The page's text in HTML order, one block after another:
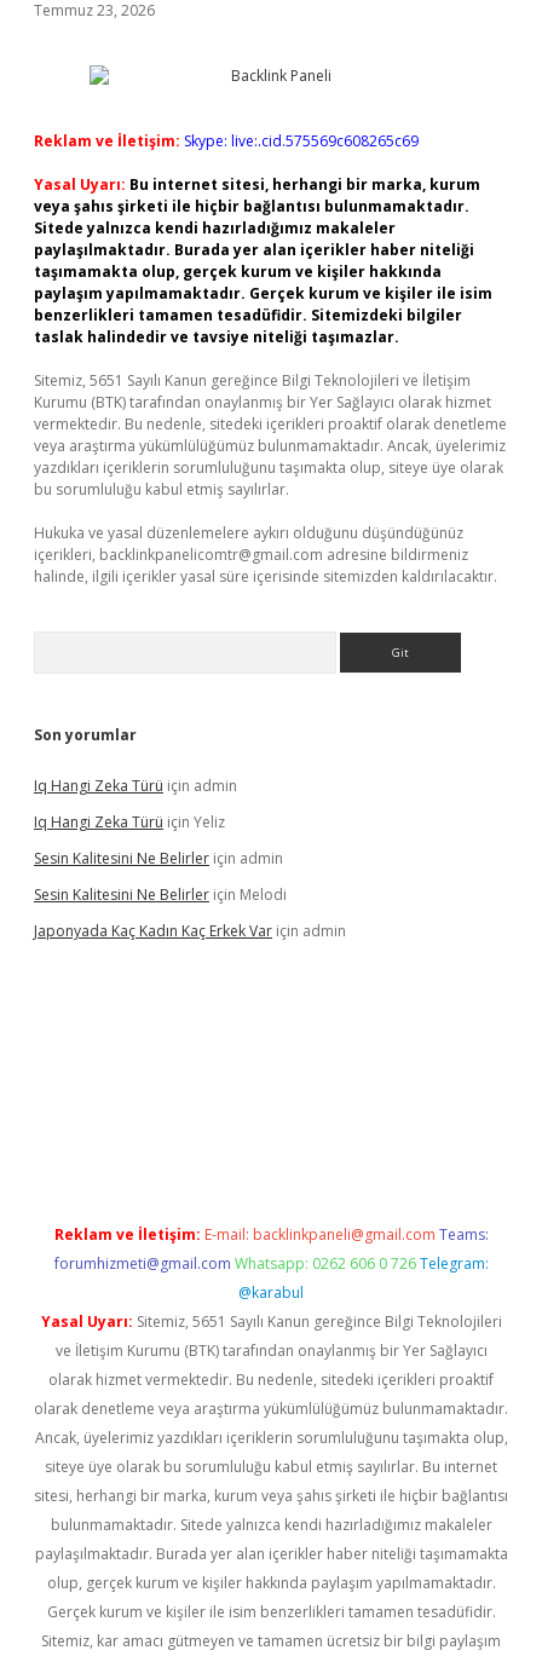
Temmuz 23, 2026
Reklam ve İletişim: Skype: live:.cid.575569c608265c69
Yasal Uyarı: Bu internet sitesi, herhangi bir marka, kurum
veya şahıs şirketi ile hiçbir bağlantısı bulunmamaktadır.
Sitede yalnızca kendi hazırladığımız makaleler
paylaşılmaktadır. Burada yer alan içerikler haber niteliği
taşımamakta olup, gerçek kurum ve kişiler hakkında
paylaşım yapılmamaktadır. Gerçek kurum ve kişiler ile isim
benzerlikleri tamamen tesadüfidir. Sitemizdeki bilgiler
taslak halindedir ve tavsiye niteliği taşımazlar.
Sitemiz, 5651 Sayılı Kanun gereğince Bilgi Teknolojileri ve İletişim
Kurumu (BTK) tarafından onaylanmış bir Yer Sağlayıcı olarak hizmet
vermektedir. Bu nedenle, sitedeki içerikleri proaktif olarak denetleme
veya araştırma yükümlülüğümüz bulunmamaktadır. Ancak, üyelerimiz
yazdıkları içeriklerin sorumluluğunu taşımakta olup, siteye üye olarak
bu sorumluluğu kabul etmiş sayılırlar.
Hukuka ve yasal düzenlemelere aykırı olduğunu düşündüğünüz
içerikleri, backlinkpanelicomtr@gmail.com adresine bildirmeniz
halinde, ilgili içerikler yasal süre içerisinde sitemizden kaldırılacaktır.
Son yorumlar
Iq Hangi Zeka Türü için admin
Iq Hangi Zeka Türü için Yeliz
Sesin Kalitesini Ne Belirler için admin
Sesin Kalitesini Ne Belirler için Melodi
Japonyada Kaç Kadın Kaç Erkek Var için admin
Reklam ve İletişim: E-mail: backlinkpaneli@gmail.com Teams:
forumhizmeti@gmail.com Whatsapp: 0262 606 0 726 Telegram:
@karabul
Yasal Uyarı: Sitemiz, 5651 Sayılı Kanun gereğince Bilgi Teknolojileri
ve İletişim Kurumu (BTK) tarafından onaylanmış bir Yer Sağlayıcı
olarak hizmet vermektedir. Bu nedenle, sitedeki içerikleri proaktif
olarak denetleme veya araştırma yükümlülüğümüz bulunmamaktadır.
Ancak, üyelerimiz yazdıkları içeriklerin sorumluluğunu taşımakta olup,
siteye üye olarak bu sorumluluğu kabul etmiş sayılırlar. Bu internet
sitesi, herhangi bir marka, kurum veya şahıs şirketi ile hiçbir bağlantısı
bulunmamaktadır. Sitede yalnızca kendi hazırladığımız makaleler
paylaşılmaktadır. Burada yer alan içerikler haber niteliği taşımamakta
olup, gerçek kurum ve kişiler hakkında paylaşım yapılmamaktadır.
Gerçek kurum ve kişiler ile isim benzerlikleri tamamen tesadüfidir.
Sitemiz, kar amacı gütmeyen ve tamamen ücretsiz bir bilgi paylaşım